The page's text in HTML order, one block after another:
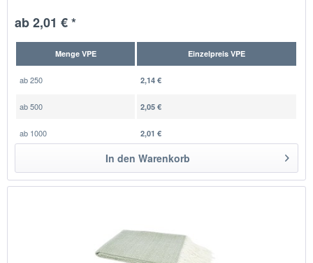
ab 2,01 € *
Menge VPE Einzelpreis VPE
ab250 2,14 €
ab500 2,05 €
ab 1000 2,01 €
In den Warenkorb